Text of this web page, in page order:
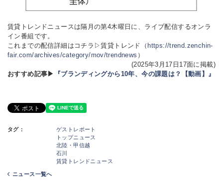
賃貸トレンドニュースは隔月の第4木曜日に、ライブ配信するオンラ
イン番組です。
これまでの配信詳細はコチラ ▷賃貸トレンド（ https://trend.zenchin-
fair.com/archives/category/mov/trendnews ）
(2025年3月17日17面に掲載)
おすすめ記事▶
『ブランディングから10年、今の課題は？【動画】』
タグ：
ゲストレポート
トップニュース
北陸・甲信越
石川
賃貸トレンドニュース
ニュース一覧へ